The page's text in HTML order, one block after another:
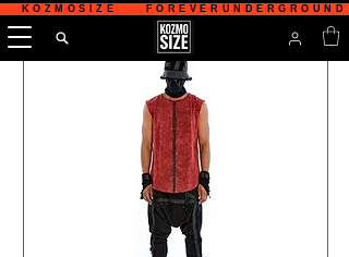
KOZMOSIZE    FOREVERUNDERGROUND